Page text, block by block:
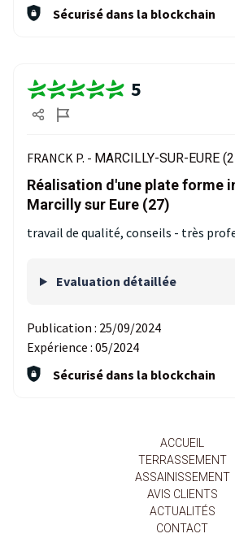
Sécurisé dans la blockchain
5
FRANCK P. - MARCILLY-SUR-EURE
Réalisation d'une plate forme
Marcilly sur Eure (27)
travail de qualité, conseils - très
Evaluation détaillée
Publication : 25/09/2024
Expérience : 05/2024
Sécurisé dans la blockchain
ACCUEIL
TERRASSEMENT
ASSAINISSEMENT
AVIS CLIENTS
ACTUALITÉS
CONTACT